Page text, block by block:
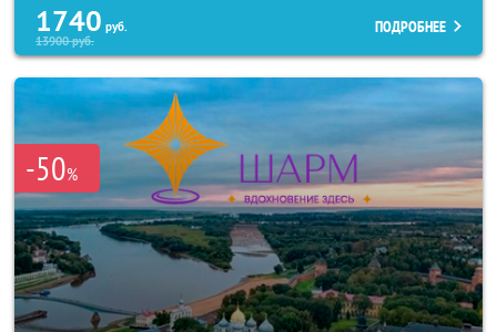
1740 руб.
13900руб.
ПОДРОБНЕЕ
-50%